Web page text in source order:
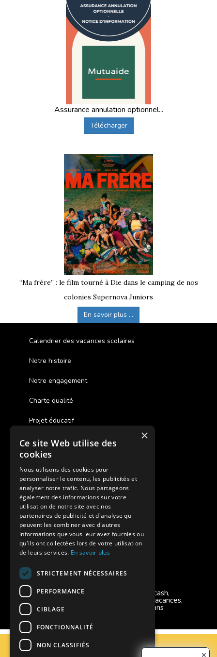
Assurance annulation optionnel...
Télécharger
“Ma frère” : le film tourné à Die dans le camping de nos
colonies Supernova Juniors
En savoir plus ...
Calendrier des vacances scolaires
Notre histoire
Notre engagement
Charte qualité
Projet éducatif
Des colonies de vacances inclusives
Assurances annulations
Aides financières pour partir en colonie
Charte de confidentialité
Vacances Adaptées Adulte Supernova
Modes de règlement acceptés
Chèque, Virement, Espèces, Mandats cash,
Bons CAF, Conseil général, Chèques vacances,
Carte bancaire, Prise en charge reçu sans
règlement, Prélèvement, Pass Colo
×
Ce site Web utilise des
cookies
Nous utilisons des cookies pour
personnaliser le contenu, les publicités et
analyser notre trafic. Nous partageons
également des informations sur votre
utilisation de notre site avec nos
partenaires de publicité et d'analyse qui
peuvent les combiner avec d'autres
informations que vous leur avez fournies ou
qu'ils ont collectées lors de votre utilisation
de leurs services. En savoir plus
STRICTEMENT NÉCESSAIRES
PERFORMANCE
CIBLAGE
FONCTIONNALITÉ
NON CLASSIFIÉS
✕